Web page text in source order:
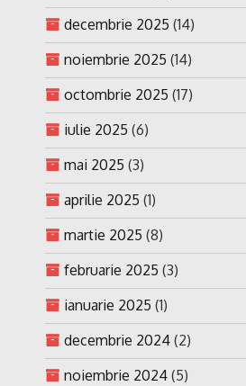
decembrie 2025 (14)
noiembrie 2025 (14)
octombrie 2025 (17)
iulie 2025 (6)
mai 2025 (3)
aprilie 2025 (1)
martie 2025 (8)
februarie 2025 (3)
ianuarie 2025 (1)
decembrie 2024 (2)
noiembrie 2024 (5)